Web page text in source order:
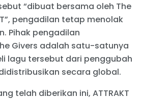
“dibuat bersama oleh The
pengadilan tetap menolak
Pihak pengadilan
Givers adalah satu-satunya
lagu tersebut dari penggubah
secara global.
telah diberikan ini, ATTRAKT